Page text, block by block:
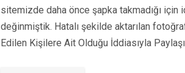
sitemizde daha önce şapka takmadığı
değinmiştik. Hatalı şekilde aktarılan
Edilen Kişilere Ait Olduğu İddiasıyla